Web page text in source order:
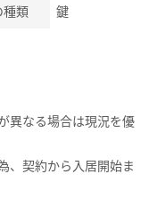
種類 鍵
異なる場合は現況を優
、契約から入居開始ま